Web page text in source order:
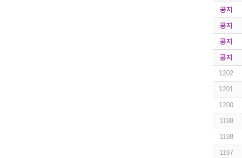
공지
공지
공지
공지
1202
1201
1200
1199
1198
1197